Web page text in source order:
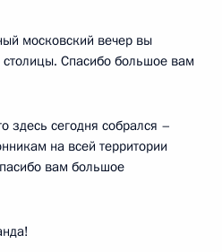
московский вечер вы
столицы. Спасибо большое вам
здесь сегодня собрался –
на всей территории
вам большое